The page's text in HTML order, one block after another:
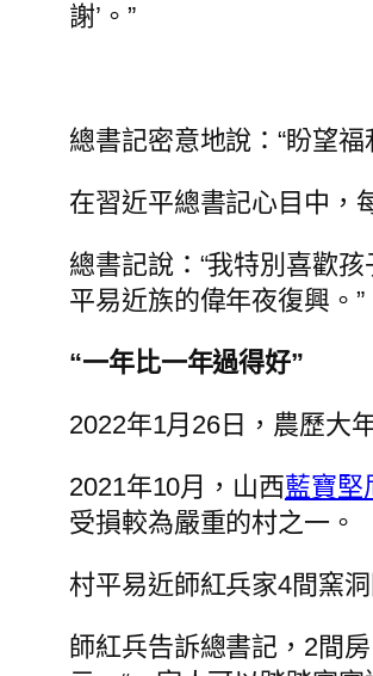
謝’。”
總書記密意地說：“盼望
在習近平總書記心目中，
總書記說：“我特別喜歡
平易近族的偉年夜復興。”
“一年比一年過得好”
2022年1月26日，農歷大
2021年10月，山西藍寶堅
受損較為嚴重的村之一。
村平易近師紅兵家4間窯
師紅兵告訴總書記，2間